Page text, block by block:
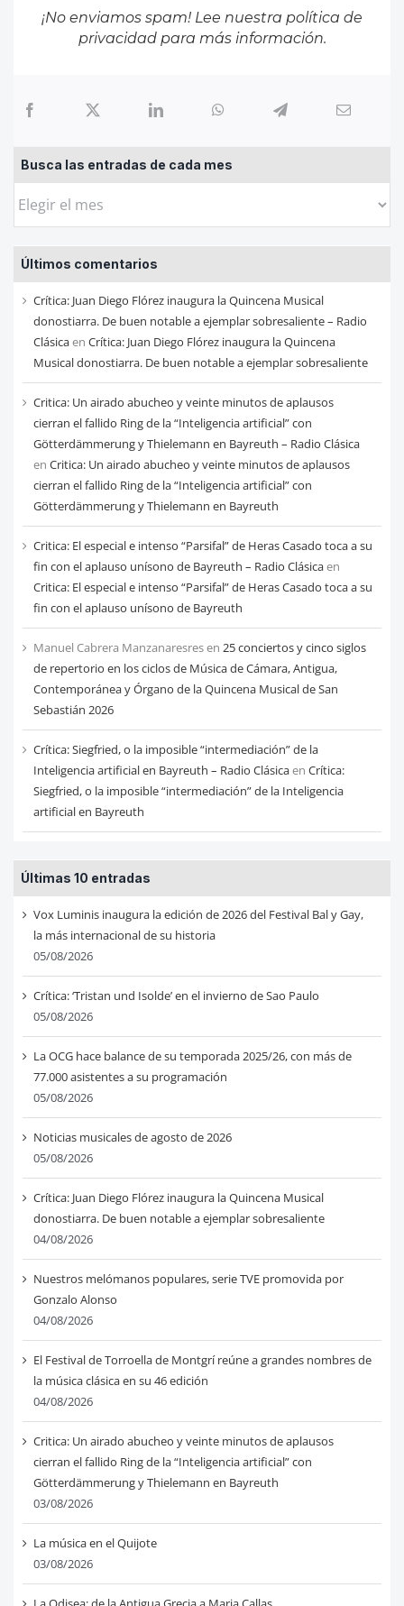
¡No enviamos spam! Lee nuestra política de
privacidadpara más información.
Busca las entradas de cada mes
Busca
entradas
de
cada
mes
Últimos comentarios
Crítica: Juan Diego Flórez inaugura la Quincena Musical
donostiarra. De buen notable a ejemplar sobresaliente – Radio
Clásicaen Crítica: Juan Diego Flórez inaugura la Quincena
Musical donostiarra. De buen notable a ejemplar sobresaliente
Critica: Un airado abucheo y veinte minutos de aplausos
cierran el fallido Ring de la “Inteligencia artificial” con
Götterdämmerung y Thielemann en Bayreuth – Radio Clásica
en Critica: Un airado abucheo y veinte minutos de aplausos
cierran el fallido Ring de la “Inteligencia artificial” con
Götterdämmerung y Thielemann en Bayreuth
Critica: El especial e intenso “Parsifal” de Heras Casado toca a su
fin con el aplauso unísono de Bayreuth – Radio Clásicaen
Critica: El especial e intenso “Parsifal” de Heras Casado toca a su
fin con el aplauso unísono de Bayreuth
Manuel Cabrera Manzanaresresen 25 conciertos y cinco siglos
de repertorio en los ciclos de Música de Cámara, Antigua,
Contemporánea y Órgano de la Quincena Musical de San
Sebastián 2026
Crítica: Siegfried, o la imposible “intermediación” de la
Inteligencia artificial en Bayreuth – Radio Clásicaen Crítica:
Siegfried, o la imposible “intermediación” de la Inteligencia
artificial en Bayreuth
Últimas 10 entradas
Vox Luminis inaugura la edición de 2026 del Festival Bal y Gay,
la más internacional de su historia
05/08/2026
Crítica: ‘Tristan und Isolde’ en el invierno de Sao Paulo
05/08/2026
La OCG hace balance de su temporada 2025/26, con más de
77.000 asistentes a su programación
05/08/2026
Noticias musicales de agosto de 2026
05/08/2026
Crítica: Juan Diego Flórez inaugura la Quincena Musical
donostiarra. De buen notable a ejemplar sobresaliente
04/08/2026
Nuestros melómanos populares, serie TVE promovida por
Gonzalo Alonso
04/08/2026
El Festival de Torroella de Montgrí reúne a grandes nombres de
la música clásica en su 46 edición
04/08/2026
Critica: Un airado abucheo y veinte minutos de aplausos
cierran el fallido Ring de la “Inteligencia artificial” con
Götterdämmerung y Thielemann en Bayreuth
03/08/2026
La música en el Quijote
03/08/2026